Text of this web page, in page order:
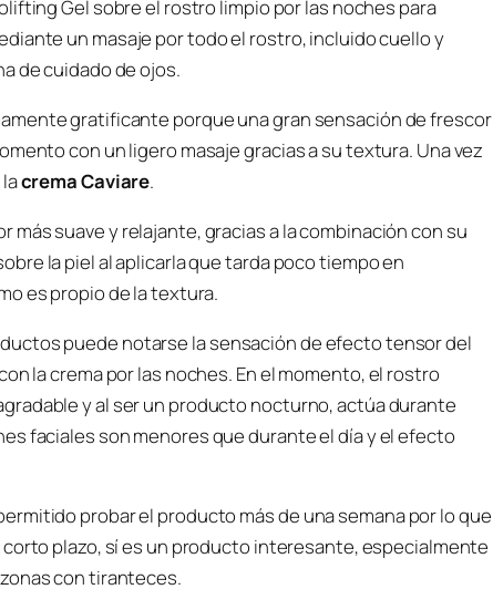
Gel sobre el rostro limpio por las noches para
un masaje por todo el rostro, incluido cuello y
de cuidado de ojos.
gratificante porque una gran sensación de frescor
con un ligero masaje gracias a su textura. Una vez
crema Caviare.
suave y relajante, gracias a la combinación con su
la piel al aplicarla que tarda poco tiempo en
es propio de la textura.
puede notarse la sensación de efecto tensor del
la crema por las noches. En el momento, el rostro
y al ser un producto nocturno, actúa durante
faciales son menores que durante el día y el efecto
probar el producto más de una semana por lo que
plazo, sí es un producto interesante, especialmente
con tiranteces.